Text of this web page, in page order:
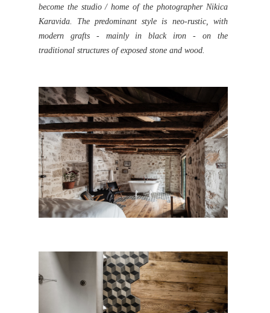
become the studio / home of the photographer Nikica
Karavida. The predominant style is neo-rustic, with
modern grafts - mainly in black iron - on the
traditional structures of exposed stone and wood.